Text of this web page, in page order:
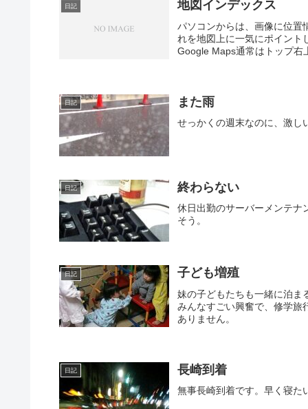
日記 地図インデックス
パソコンからは、画像に位置
れを地図上に一気にポイン
Google Maps通常はトップ右
日記 また雨
せっかくの週末なのに、激し
日記 終わらない
休日出勤のサーバーメンテナ
そう。
日記 子ども増殖
妹の子どもたちも一緒に泊ま
みんなすごい興奮で、修学旅
ありません。
日記 長崎到着
無事長崎到着です。早く寝た